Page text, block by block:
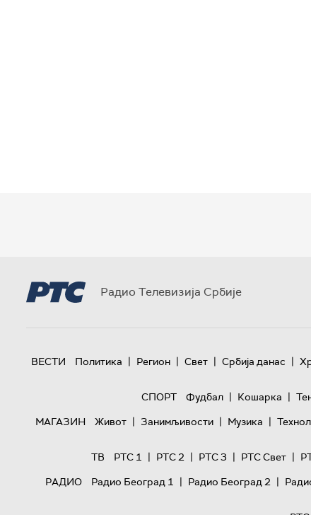
Радио Телевизија Србије
ВЕСТИ Политика | Регион | Свет | Србија данас |
СПОРТ
Фудбал | Кошарка |
МАГАЗИН
Живот | Занимљивости | Музика |
ТВ
РТС 1 | РТС 2 | РТС 3 | РТС Свет |
РАДИО
Радио Београд 1 | Радио Београд 2 |